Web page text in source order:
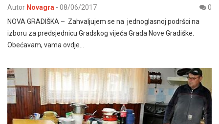
Autor Novagra - 08/06/2017
0
NOVA GRADIŠKA – Zahvaljujem se na jednoglasnoj podršci na
izboru za predsjednicu Gradskog vijeća Grada Nove Gradiške.
Obećavam, vama ovdje…